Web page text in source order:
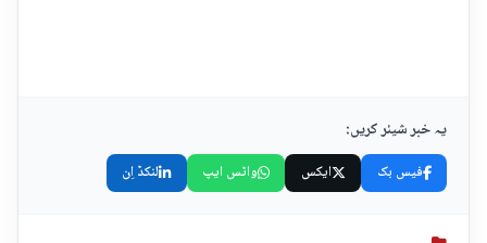
یہ خبر شیئر کریں:
فیس بک ایکس واٹس ایپ لنکڈ اِن